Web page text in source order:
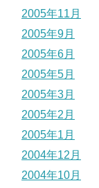
2005年11月
2005年9月
2005年6月
2005年5月
2005年3月
2005年2月
2005年1月
2004年12月
2004年10月